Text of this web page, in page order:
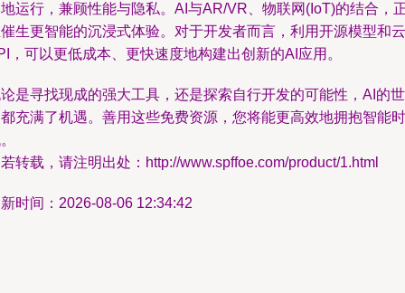
运行，兼顾性能与隐私。AI与AR/VR、物联网(IoT)的结合，
生更智能的沉浸式体验。对于开发者而言，利用开源模型和云
，可以更低成本、更快速度地构建出创新的AI应用。
是寻找现成的强大工具，还是探索自行开发的可能性，AI的世
充满了机遇。善用这些免费资源，您将能更高效地拥抱智能时
转载，请注明出处：http://www.spffoe.com/product/1.html
时间：2026-08-06 12:34:42